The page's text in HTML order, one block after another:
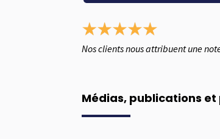
Nos clients nous attribuent une
Médias, publications